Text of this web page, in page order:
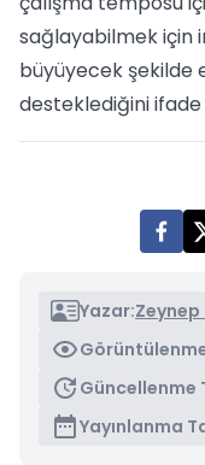
sağlayabilmek için
büyüyecek şekilde
desteklediğini
Yazar:Zeynep
Güncellenme
Yayınlanma